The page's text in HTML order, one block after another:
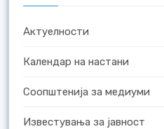
Актуелности
Календар на настани
Соопштенија за медиуми
Известувања за јавност